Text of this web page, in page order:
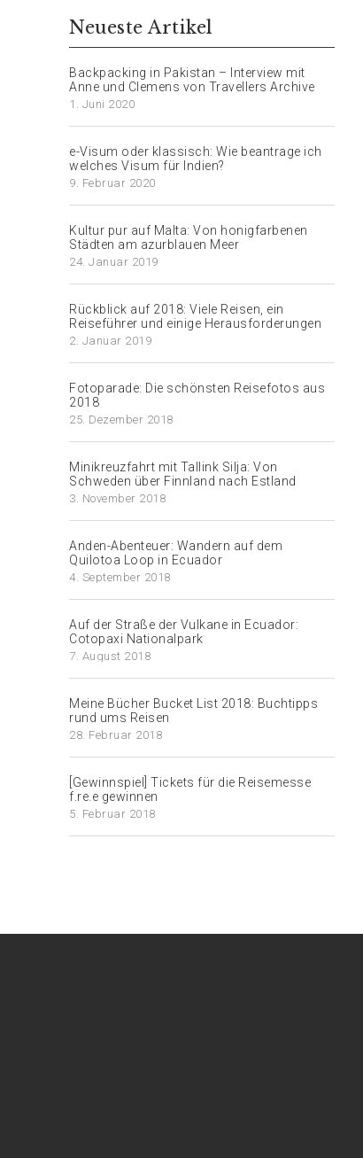
Neueste Artikel
Backpacking in Pakistan – Interview mit
Anne und Clemens von Travellers Archive
1. Juni 2020
e-Visum oder klassisch: Wie beantrage ich
welches Visum für Indien?
9. Februar 2020
Kultur pur auf Malta: Von honigfarbenen
Städten am azurblauen Meer
24. Januar 2019
Rückblick auf 2018: Viele Reisen, ein
Reiseführer und einige Herausforderungen
2. Januar 2019
Fotoparade: Die schönsten Reisefotos aus
2018
25. Dezember 2018
Minikreuzfahrt mit Tallink Silja: Von
Schweden über Finnland nach Estland
3. November 2018
Anden-Abenteuer: Wandern auf dem
Quilotoa Loop in Ecuador
4. September 2018
Auf der Straße der Vulkane in Ecuador:
Cotopaxi Nationalpark
7. August 2018
Meine Bücher Bucket List 2018: Buchtipps
rund ums Reisen
28. Februar 2018
[Gewinnspiel] Tickets für die Reisemesse
f.re.e gewinnen
5. Februar 2018